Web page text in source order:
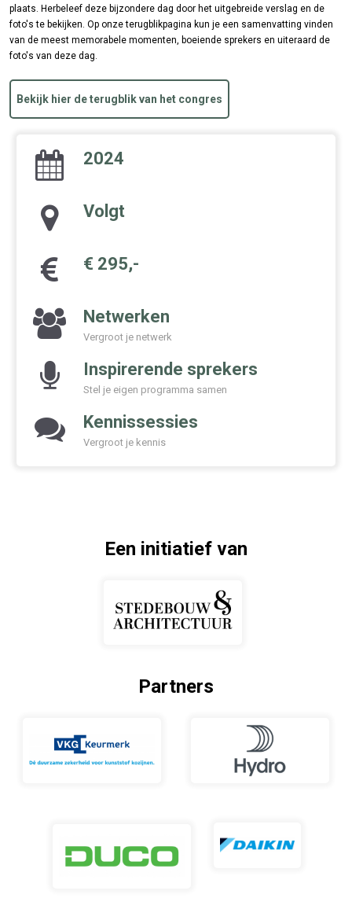
plaats. Herbeleef deze bijzondere dag door het uitgebreide verslag en de
foto's te bekijken. Op onze terugblikpagina kun je een samenvatting vinden
van de meest memorabele momenten, boeiende sprekers en uiteraard de
foto's van deze dag.
Bekijk hier de terugblik van het congres
2024
Volgt
€ 295,-
Netwerken
Vergroot je netwerk
Inspirerende sprekers
Stel je eigen programma samen
Kennissessies
Vergroot je kennis
Een initiatief van
Partners